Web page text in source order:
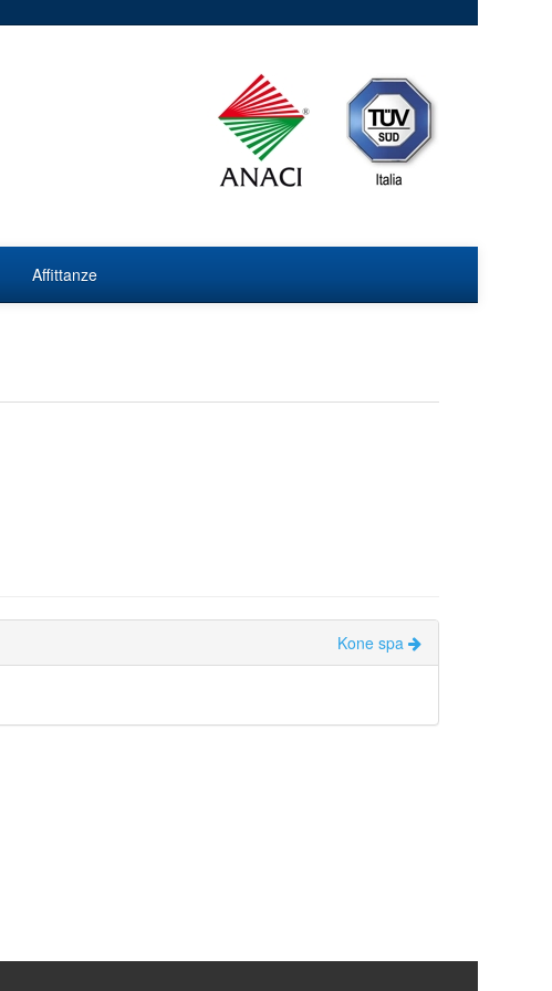
Affittanze
Kone spa